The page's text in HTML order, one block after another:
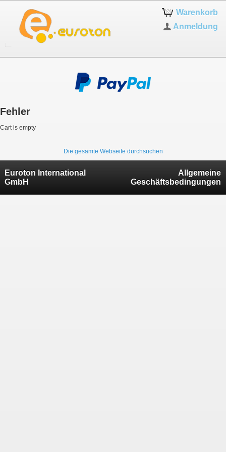
Warenkorb
Anmeldung
Fehler
Cart is empty
Die gesamte Webseite durchsuchen
Euroton International
GmbH
Allgemeine
Geschäftsbedingungen